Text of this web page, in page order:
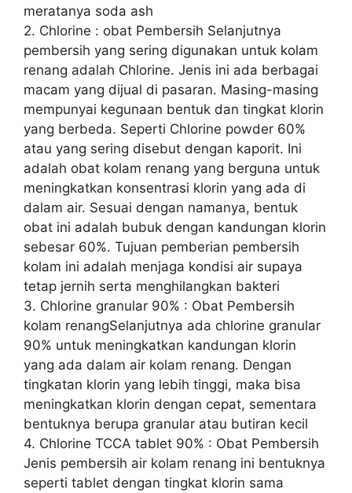
meratanya soda ash
2. Chlorine : obat Pembersih Selanjutnya
pembersih yang sering digunakan untuk kolam
renang adalah Chlorine. Jenis ini ada berbagai
macam yang dijual di pasaran. Masing-masing
mempunyai kegunaan bentuk dan tingkat klorin
yang berbeda. Seperti Chlorine powder 60%
atau yang sering disebut dengan kaporit. Ini
adalah obat kolam renang yang berguna untuk
meningkatkan konsentrasi klorin yang ada di
dalam air. Sesuai dengan namanya, bentuk
obat ini adalah bubuk dengan kandungan klorin
sebesar 60%. Tujuan pemberian pembersih
kolam ini adalah menjaga kondisi air supaya
tetap jernih serta menghilangkan bakteri
3. Chlorine granular 90% : Obat Pembersih
kolam renangSelanjutnya ada chlorine granular
90% untuk meningkatkan kandungan klorin
yang ada dalam air kolam renang. Dengan
tingkatan klorin yang lebih tinggi, maka bisa
meningkatkan klorin dengan cepat, sementara
bentuknya berupa granular atau butiran kecil
4. Chlorine TCCA tablet 90% : Obat Pembersih
Jenis pembersih air kolam renang ini bentuknya
seperti tablet dengan tingkat klorin sama